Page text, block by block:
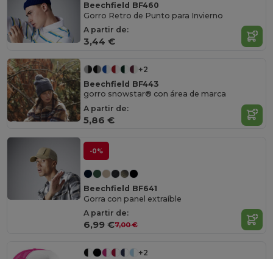
Beechfield BF460
Gorro Retro de Punto para Invierno
A partir de:
3,44 €
+2
Beechfield BF443
gorro snowstar® con área de marca
A partir de:
5,86 €
-0%
Beechfield BF641
Gorra con panel extraíble
A partir de:
6,99 €7,00 €
+2